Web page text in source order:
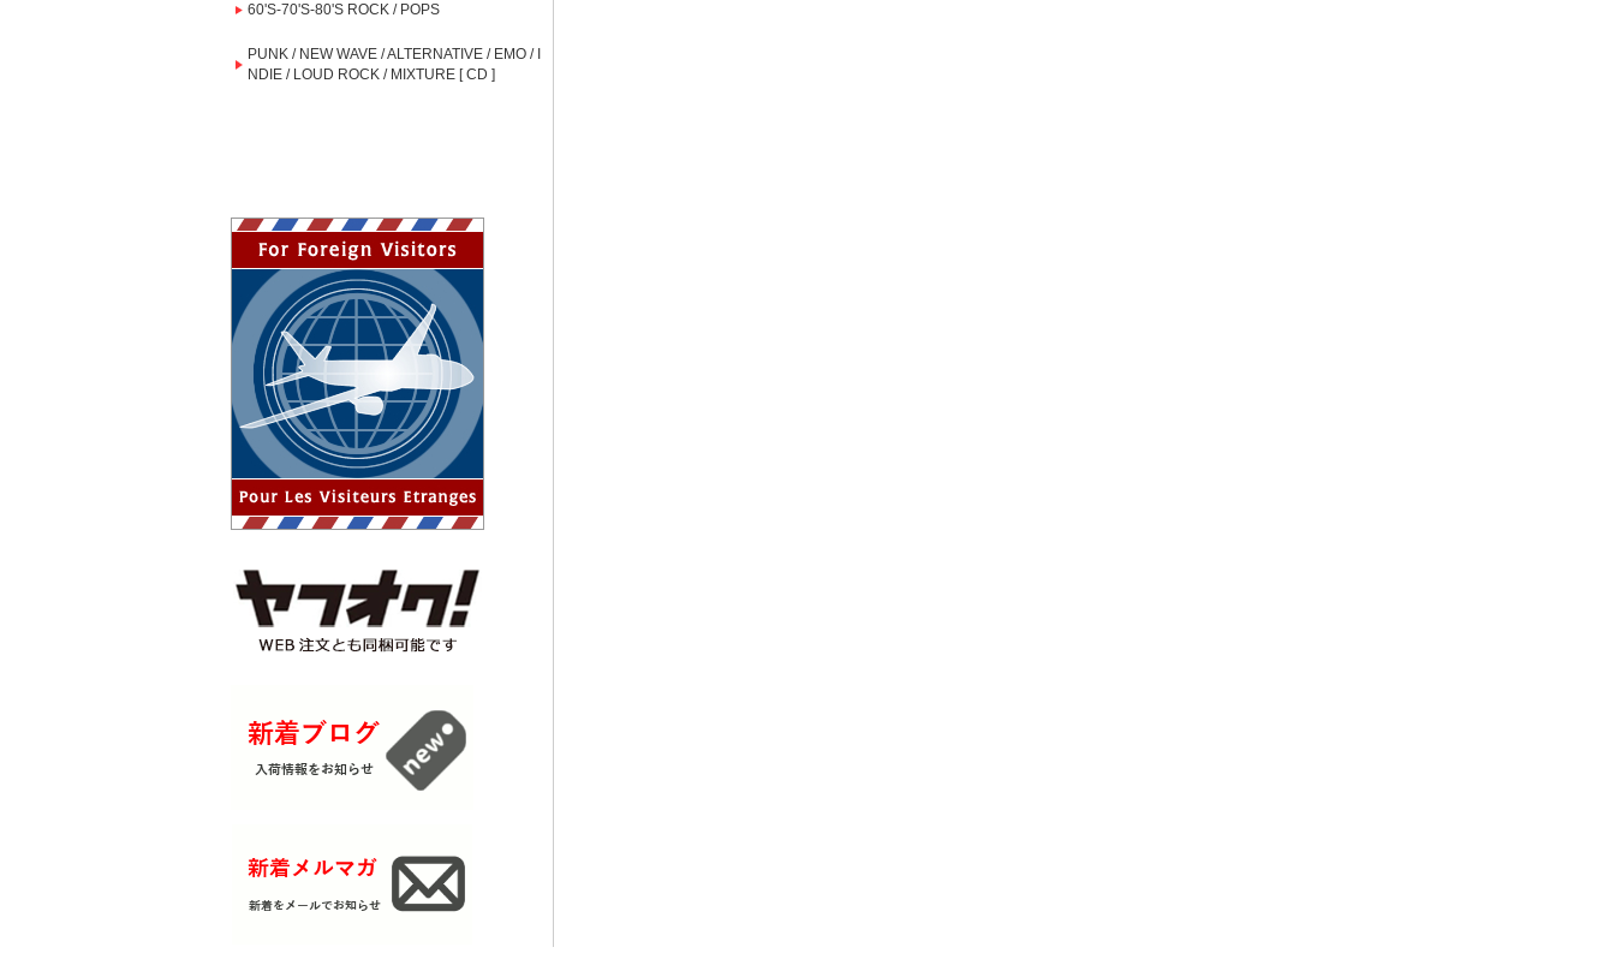
60'S-70'S-80'S ROCK / POPS
PUNK / NEW WAVE / ALTERNATIVE / EMO / I
NDIE / LOUD ROCK / MIXTURE [ CD ]